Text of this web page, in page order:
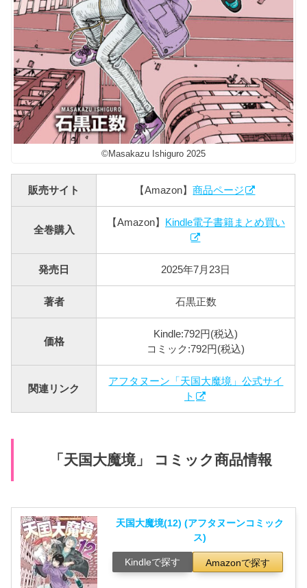
©️Masakazu Ishiguro 2025
販売サイト 【Amazon】商品ページ
全巻購入
【Amazon】 Kindle電子書籍まとめ買い
発売日 2025年7月23日
著者 石黒正数
価格
Kindle:792円(税込)
コミック:792円(税込)
関連リンク
アフタヌーン「天国大魔境」公式サイ
ト
「天国大魔境」 コミック商品情報
天国大魔境(12) (アフタヌーンコミック
ス)
Kindleで探す Amazonで探す